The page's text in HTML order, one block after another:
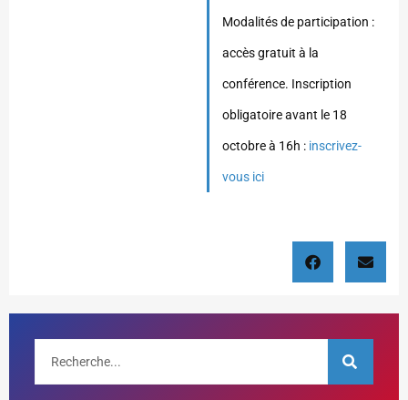
Modalités de participation :
accès gratuit à la
conférence. Inscription
obligatoire avant le 18
octobre à 16h : inscrivez-
vous ici